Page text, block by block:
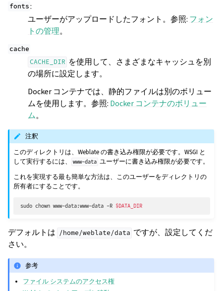
fonts:
ユーザーがアップロードしたフォント。参照: フォン
トの管理。
cache
CACHE_DIR を使用して、さまざまなキャッシュを別
の場所に設定します。
Docker コンテナでは、静的ファイルは別のボリュー
ムを使用します。参照: Docker コンテナのボリュー
ム。
注釈
このディレクトリは、Weblate の書き込み権限が必要です。WSGI と
して実行するには、
www-data ユーザーに書き込み権限が必要です。
これを実現する最も簡単な方法は、このユーザーをディレクトリの
所有者にすることです。
sudo chown www-data:www-data -R $DATA_DIR
デフォルトは /home/weblate/data ですが、設定してくだ
さい。
参考
ファイル システムのアクセス権